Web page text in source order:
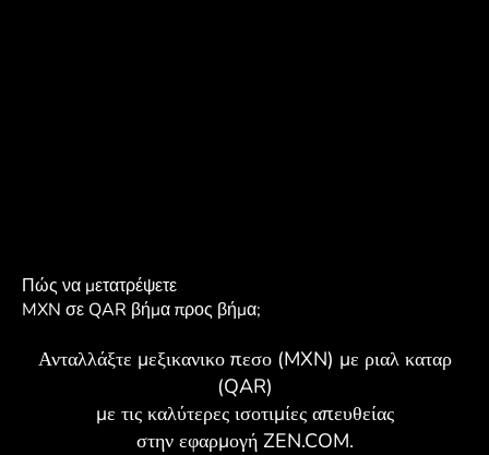
Πώς να μετατρέψετε
MXN σε QAR βήμα προς βήμα;
Ανταλλάξτε μεξικανικο πεσο (MXN) με ριαλ καταρ
(QAR)
με τις καλύτερες ισοτιμίες απευθείας
στην εφαρμογή ZEN.COM.